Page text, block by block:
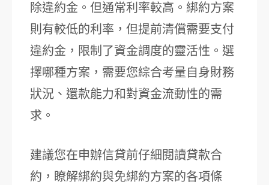
除違約金。但通常利率較高。綁約方案
則有較低的利率，但提前清償需要支付
違約金，限制了資金調度的靈活性。選
擇哪種方案，需要您綜合考量自身財務
狀況、還款能力和對資金流動性的需
求。
建議您在申辦信貸前仔細閱讀貸款合
約，瞭解綁約與免綁約方案的各項條